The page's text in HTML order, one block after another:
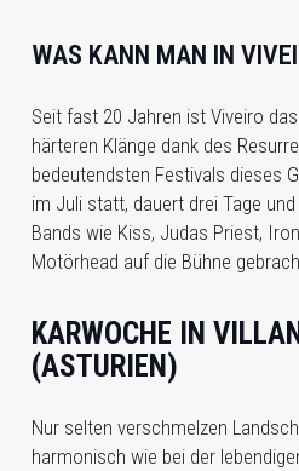
WAS KANN MAN IN
Seit fast 20 Jahren ist Viveiro
härteren Klänge dank des
bedeutendsten Festivals dieses
im Juli statt, dauert drei Tage
Bands wie Kiss, Judas Priest,
Motörhead auf die Bühne
KARWOCHE IN
(ASTURIEN)
Nur selten verschmelzen
harmonisch wie bei der